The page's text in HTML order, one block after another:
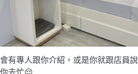
會有專人跟你介紹，或是你就跟店員